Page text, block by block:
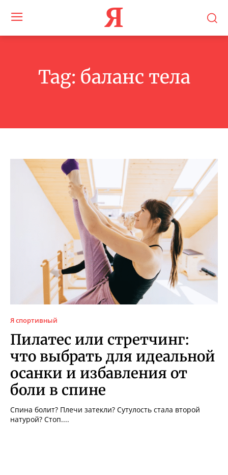
Я
Tag: баланс тела
Я спортивный
Пилатес или стретчинг:
что выбрать для идеальной
осанки и избавления от
боли в спине
Спина болит? Плечи затекли? Сутулость стала второй
натурой? Стоп....